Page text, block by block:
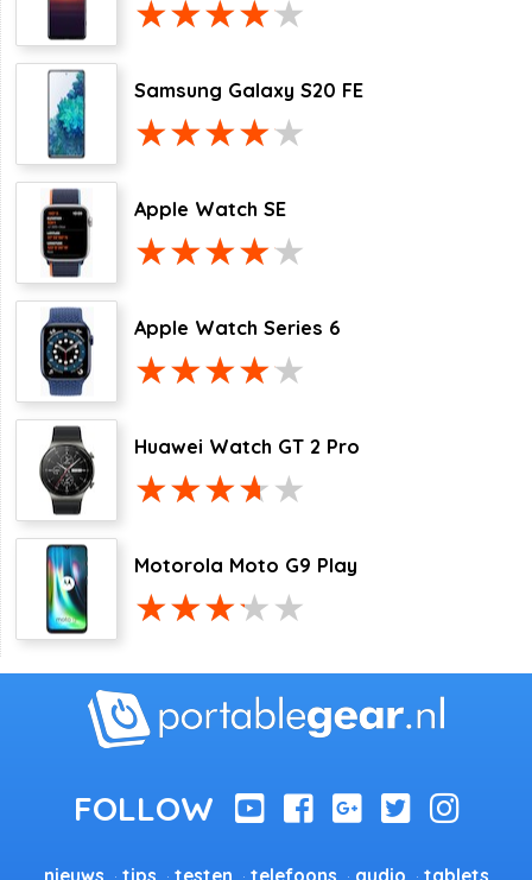
Samsung Galaxy S20 FE
Apple Watch SE
Apple Watch Series 6
Huawei Watch GT 2 Pro
Motorola Moto G9 Play